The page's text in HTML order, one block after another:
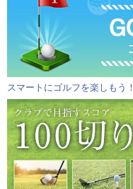
スマートにゴルフを楽しもう！